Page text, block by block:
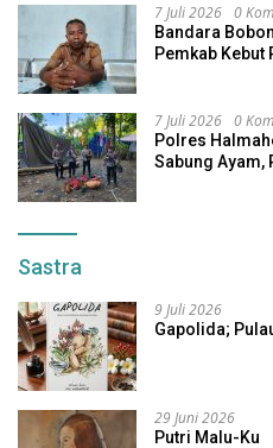
7 Juli 2026 0
Bandara
Pemkab Kebut
7 Juli 2026 0
Polres
Sabung Ayam,
Sastra
9 Juli 2026
Gapolida;
29 Juni 2026
Putri Malu-Ku